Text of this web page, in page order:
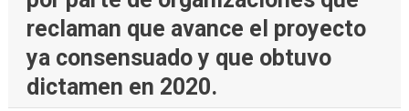
reclaman que avance el proyecto
ya consensuado y que obtuvo
dictamen en 2020.